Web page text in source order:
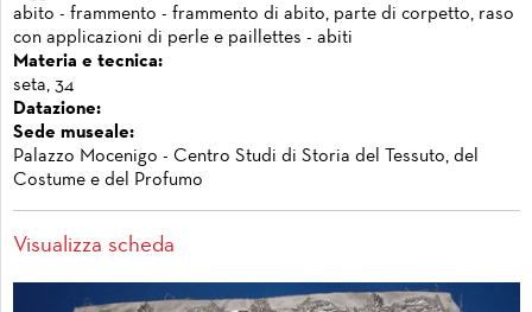
abito - frammento - frammento di abito, parte di corpetto, raso
con applicazioni di perle e paillettes - abiti
Materia e tecnica:
seta, 34
Datazione:
Sede museale:
Palazzo Mocenigo - Centro Studi di Storia del Tessuto, del
Costume e del Profumo
Visualizza scheda